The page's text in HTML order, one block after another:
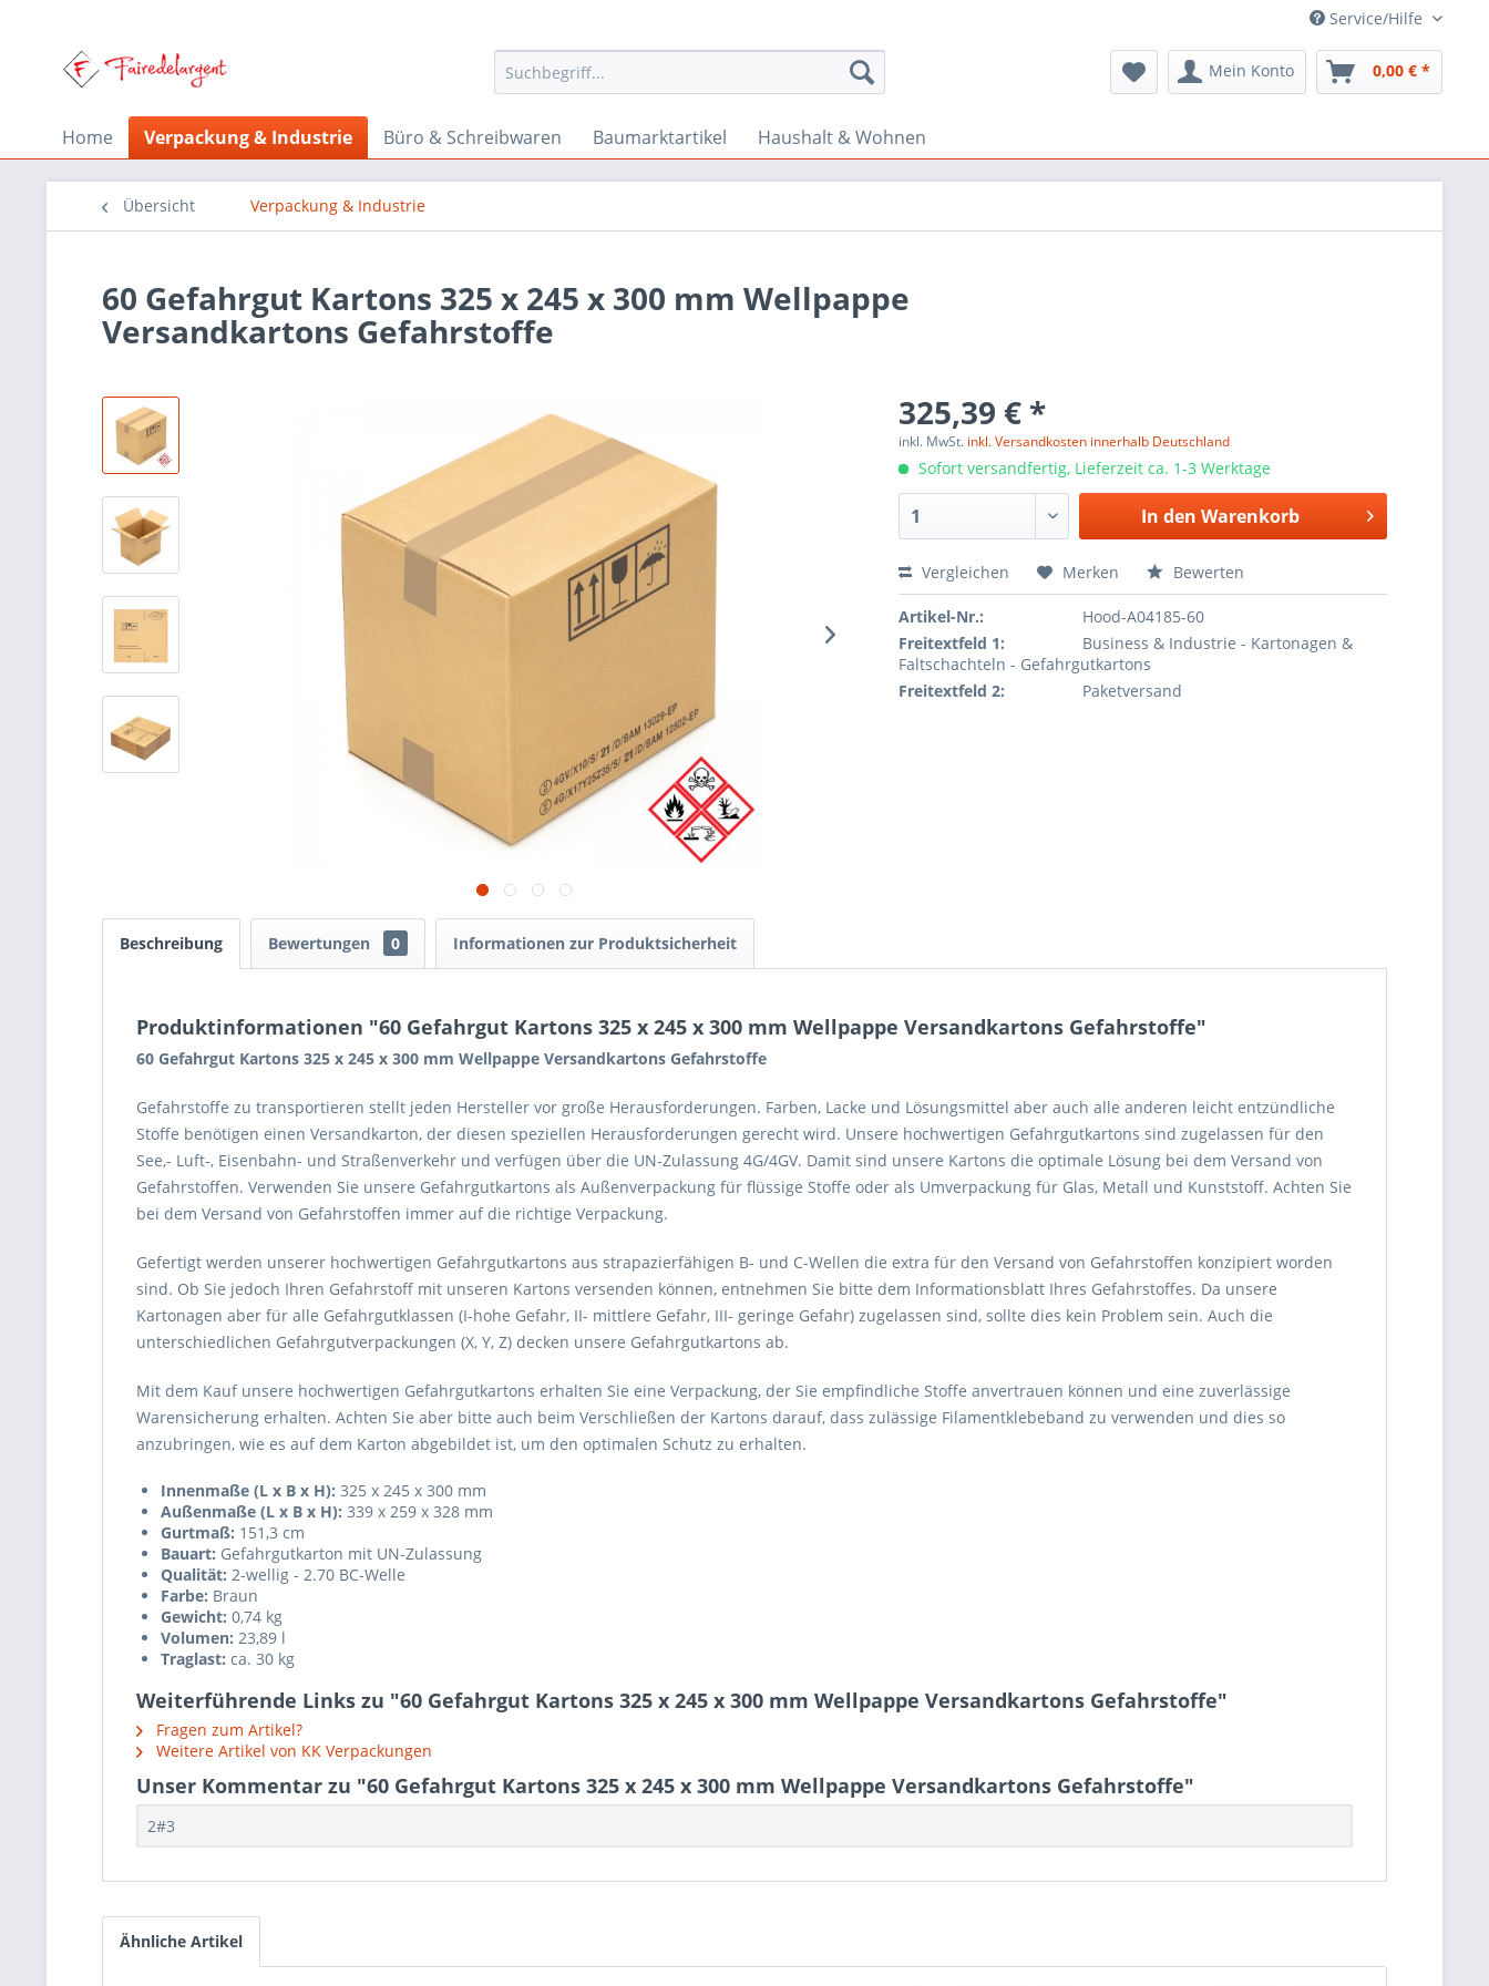
Service/Hilfe
Mein Konto 0,00 € *
Home Verpackung & Industrie Büro & Schreibwaren Baumarktartikel Haushalt & Wohnen
Übersicht Verpackung & Industrie
60 Gefahrgut Kartons 325 x 245 x 300 mm Wellpappe
Versandkartons Gefahrstoffe
325,39 € *
inkl. MwSt. inkl. Versandkosten innerhalb Deutschland
Sofort versandfertig, Lieferzeit ca. 1-3 Werktage
In den Warenkorb
Vergleichen Merken Bewerten
Artikel-Nr.:
Hood-A04185-60
Freitextfeld 1:
Business & Industrie - Kartonagen &
Faltschachteln - Gefahrgutkartons
Freitextfeld 2:
Paketversand
Beschreibung Bewertungen 0 Informationen zur Produktsicherheit
Produktinformationen "60 Gefahrgut Kartons 325 x 245 x 300 mm Wellpappe Versandkartons Gefahrstoffe"
60 Gefahrgut Kartons 325 x 245 x 300 mm Wellpappe Versandkartons Gefahrstoffe
Gefahrstoffe zu transportieren stellt jeden Hersteller vor große Herausforderungen. Farben, Lacke und Lösungsmittel aber auch alle anderen leicht entzündliche
Stoffe benötigen einen Versandkarton, der diesen speziellen Herausforderungen gerecht wird. Unsere hochwertigen Gefahrgutkartons sind zugelassen für den
See,- Luft-, Eisenbahn- und Straßenverkehr und verfügen über die UN-Zulassung 4G/4GV. Damit sind unsere Kartons die optimale Lösung bei dem Versand von
Gefahrstoffen. Verwenden Sie unsere Gefahrgutkartons als Außenverpackung für flüssige Stoffe oder als Umverpackung für Glas, Metall und Kunststoff. Achten Sie
bei dem Versand von Gefahrstoffen immer auf die richtige Verpackung.
Gefertigt werden unserer hochwertigen Gefahrgutkartons aus strapazierfähigen B- und C-Wellen die extra für den Versand von Gefahrstoffen konzipiert worden
sind. Ob Sie jedoch Ihren Gefahrstoff mit unseren Kartons versenden können, entnehmen Sie bitte dem Informationsblatt Ihres Gefahrstoffes. Da unsere
Kartonagen aber für alle Gefahrgutklassen (I-hohe Gefahr, II- mittlere Gefahr, III- geringe Gefahr) zugelassen sind, sollte dies kein Problem sein. Auch die
unterschiedlichen Gefahrgutverpackungen (X, Y, Z) decken unsere Gefahrgutkartons ab.
Mit dem Kauf unsere hochwertigen Gefahrgutkartons erhalten Sie eine Verpackung, der Sie empfindliche Stoffe anvertrauen können und eine zuverlässige
Warensicherung erhalten. Achten Sie aber bitte auch beim Verschließen der Kartons darauf, dass zulässige Filamentklebeband zu verwenden und dies so
anzubringen, wie es auf dem Karton abgebildet ist, um den optimalen Schutz zu erhalten.
Innenmaße (L x B x H): 325 x 245 x 300 mm
Außenmaße (L x B x H): 339 x 259 x 328 mm
Gurtmaß: 151,3 cm
Bauart: Gefahrgutkarton mit UN-Zulassung
Qualität: 2-wellig - 2.70 BC-Welle
Farbe: Braun
Gewicht: 0,74 kg
Volumen: 23,89 l
Traglast: ca. 30 kg
Weiterführende Links zu "60 Gefahrgut Kartons 325 x 245 x 300 mm Wellpappe Versandkartons Gefahrstoffe"
Fragen zum Artikel?
Weitere Artikel von KK Verpackungen
Unser Kommentar zu "60 Gefahrgut Kartons 325 x 245 x 300 mm Wellpappe Versandkartons Gefahrstoffe"
2#3
Ähnliche Artikel